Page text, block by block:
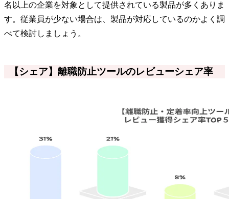
名以上の企業を対象として提供されている製品が多くありま
す。従業員が少ない場合は、製品が対応しているのかよく調
べて検討しましょう。
【シェア】離職防止ツールのレビューシェア率